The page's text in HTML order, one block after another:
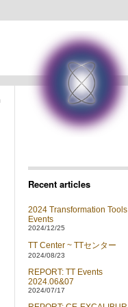
Recent articles
2024 Transformation Tools
Events
2024/12/25
TT Center ~ TTセンター
2024/08/23
REPORT: TT Events
2024.06&07
2024/07/17